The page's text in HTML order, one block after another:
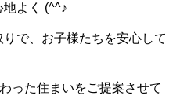
よく (^^♪
で、お子様たちを安心して
った住まいをご提案させて